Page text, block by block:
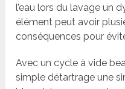
l’eau lors du lavage un
élément peut avoir
conséquences pour
Avec un cycle à vide
simple détartrage une